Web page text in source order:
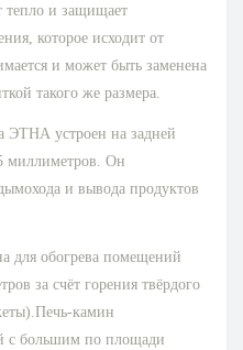
тепло и защищает
которое исходит от
и может быть заменена
такого же размера.
ЭТНА устроен на задней
миллиметров. Он
и вывода продуктов
для обогрева помещений
за счёт горения твёрдого
камин
с большим по площади